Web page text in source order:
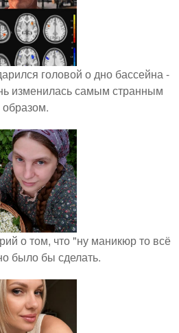
головой о дно бассейна -
изменилась самым странным
образом.
о том, что "ну маникюр то всё
было бы сделать.